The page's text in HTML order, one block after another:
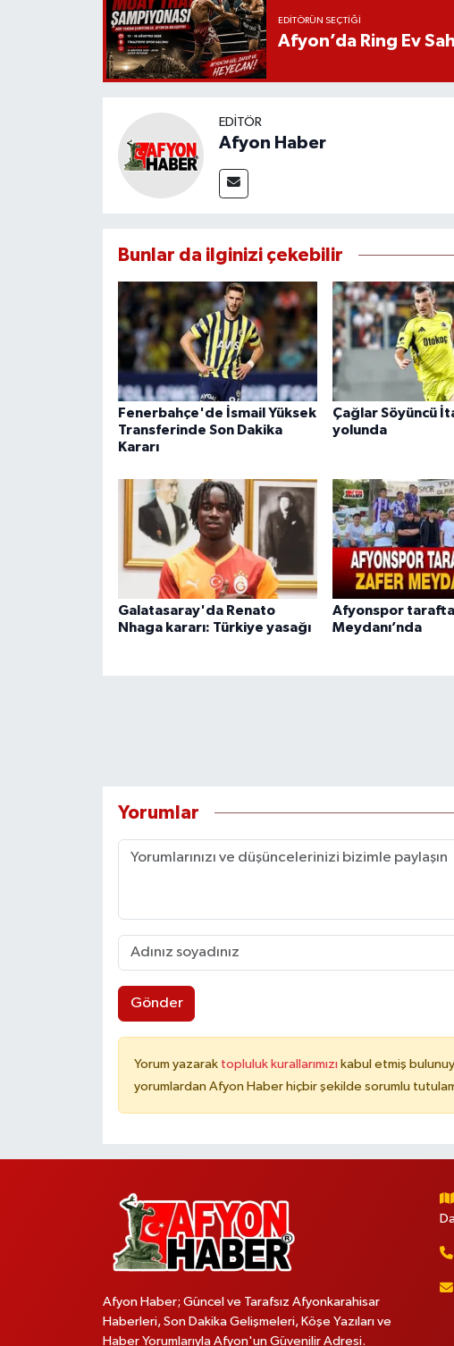
EDITÖRÜN SEÇTIĞI
Afyon’da Ring Ev
EDITÖR
Afyon Haber
Bunlar da ilginizi çekebilir
Fenerbahçe'de İsmail Yüksek
Transferinde Son Dakika
Kararı
Çağlar Söyüncü
yolunda
Galatasaray'da Renato
Nhaga kararı: Türkiye yasağı
Afyonspor
Meydanı’nda
Yorumlar
Gönder
Yorum yazarak topluluk kurallarımızı kabul etmiş
yorumlardan Afyon Haber hiçbir şekilde sorumlu
Afyon Haber; Güncel ve Tarafsız Afyonkarahisar
Haberleri, Son Dakika Gelişmeleri, Köşe Yazıları ve
Haber Yorumlarıyla Afyon'un Güvenilir Adresi.